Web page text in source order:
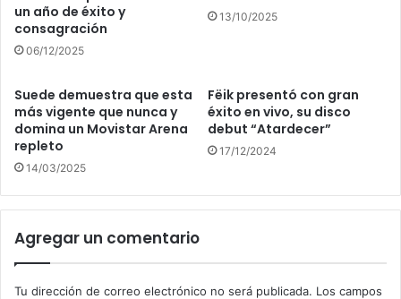
un año de éxito y
consagración
06/12/2025
13/10/2025
Suede demuestra que esta
más vigente que nunca y
domina un Movistar Arena
repleto
14/03/2025
Fëik presentó con gran
éxito en vivo, su disco
debut “Atardecer”
17/12/2024
Agregar un comentario
Tu dirección de correo electrónico no será publicada. Los campos